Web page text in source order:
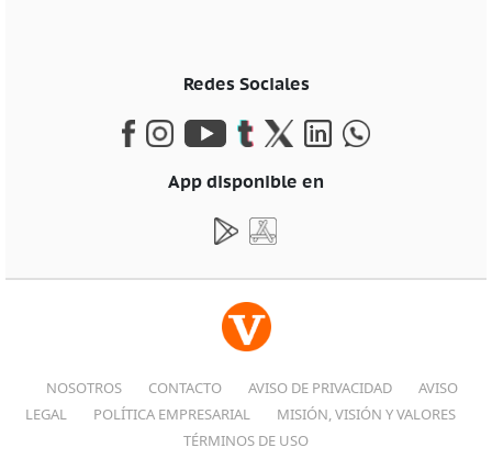
Redes Sociales
App disponible en
NOSOTROS CONTACTO AVISO DE PRIVACIDAD
AVISO
LEGAL
POLÍTICA EMPRESARIAL
MISIÓN, VISIÓN Y VALORES
TÉRMINOS DE USO